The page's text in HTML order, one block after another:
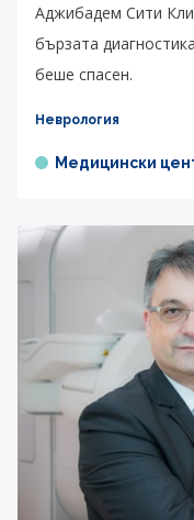
Аджибадем Сити
бързата
беше спасен.
Неврология
Медицински